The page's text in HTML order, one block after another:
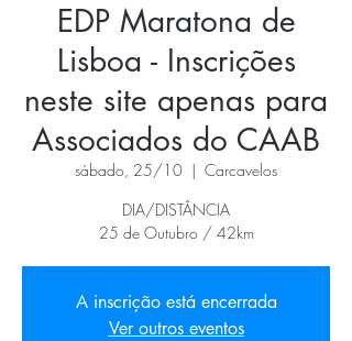
EDP Maratona de
Lisboa - Inscrições
neste site apenas para
Associados do CAAB
sábado, 25/10
  |
Carcavelos
DIA/DISTÂNCIA
25 de Outubro / 42km
A inscrição está encerrada
Ver outros eventos